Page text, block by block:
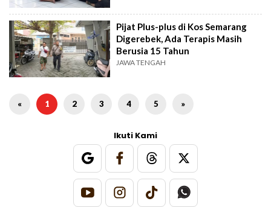
Pijat Plus-plus di Kos Semarang
Digerebek, Ada Terapis Masih
Berusia 15 Tahun
JAWA TENGAH
« 1 2 3 4 5 »
Ikuti Kami